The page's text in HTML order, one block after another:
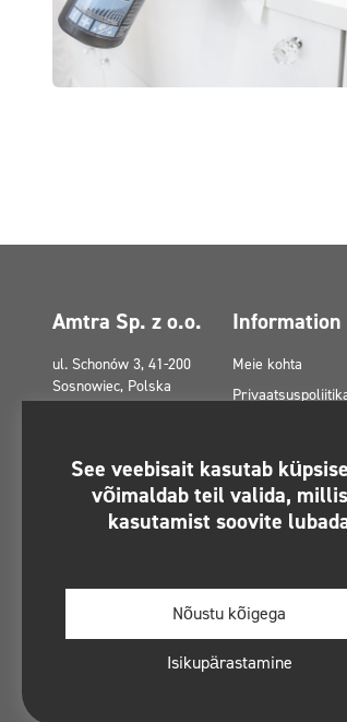
Amtra Sp. z o.o.
ul. Schonów 3, 41-200
Sosnowiec, Polska
Hädaabinumber
tel. +48 32 294 41 00
Information
Meie kohta
sotsiaalmeedias
Küpsistepoliitika
Toetused Euroopa
Regulamin
See veebisait kasutab
võimaldab teil valida,
kasutamist soovite
Nõustu kõigega
Isikupärastamine